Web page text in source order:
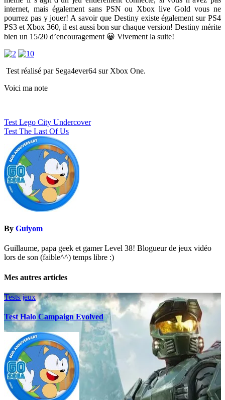
internet, mais également sans PSN ou Xbox live Gold vous ne
pourrez pas y jouer! A savoir que Destiny existe également sur PS4
PS3 et Xbox 360, il est aussi bon sur chaque version! Destiny mérite
bien un 15/20 d’encouragement 😀 Vivement la suite!
Test réalisé par Sega4ever64 sur Xbox One.
Voici ma note
Navigation
de
l’article
Test Lego City Undercover
Test The Last Of Us
By Guiyom
Guillaume, papa geek et gamer Level 38! Blogueur de jeux vidéo
lors de son (faible^^) temps libre :)
Mes autres articles
Tests jeux
Test Halo Campaign Evolved